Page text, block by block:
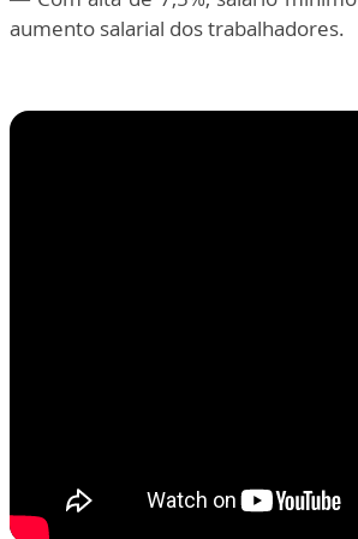
aumento salarial dos trabalhadores.